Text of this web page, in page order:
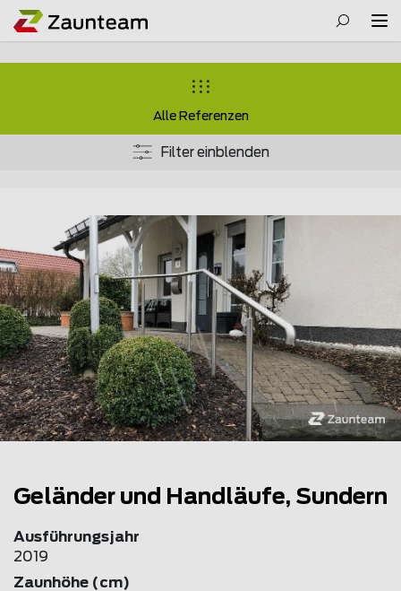
Alle Referenzen
Filter einblenden
Geländer und Handläufe, Sundern
Ausführungsjahr
2019
Zaunhöhe (cm)